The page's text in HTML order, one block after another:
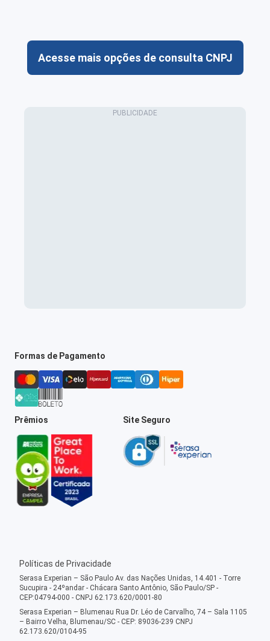
Acesse mais opções de consulta CNPJ
Formas de Pagamento
Prêmios Site Seguro
Políticas de Privacidade
Serasa Experian – São Paulo Av. das Nações Unidas, 14.401 - Torre
Sucupira - 24ºandar - Chácara Santo Antônio, São Paulo/SP -
CEP:04794-000 - CNPJ 62.173.620/0001-80
Serasa Experian – Blumenau Rua Dr. Léo de Carvalho, 74 – Sala 1105
– Bairro Velha, Blumenau/SC - CEP: 89036-239 CNPJ
62.173.620/0104-95